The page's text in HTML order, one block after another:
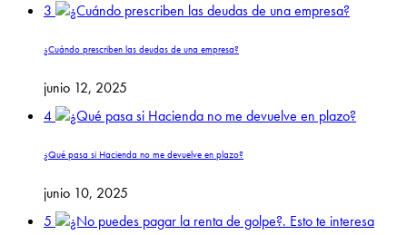
3
¿Cuándo prescriben las deudas de una empresa?
junio 12, 2025
4
¿Qué pasa si Hacienda no me devuelve en plazo?
junio 10, 2025
5